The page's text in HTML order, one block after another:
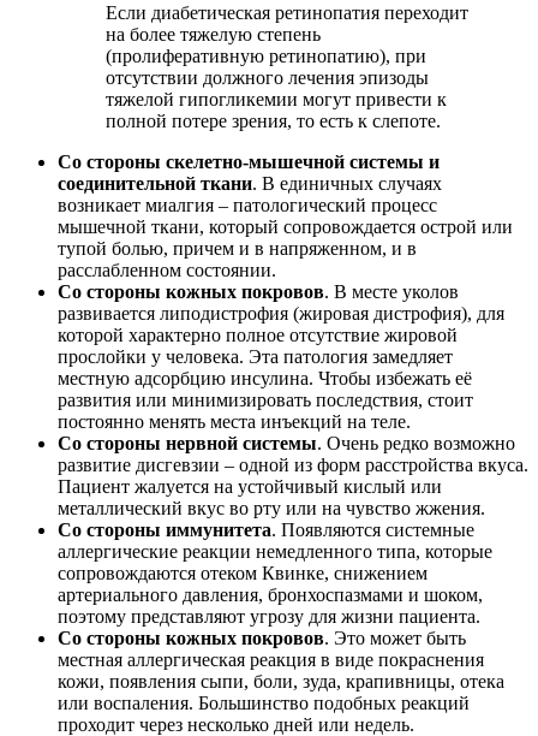
Если диабетическая ретинопатия переходит
на более тяжелую степень
(пролиферативную ретинопатию), при
отсутствии должного лечения эпизоды
тяжелой гипогликемии могут привести к
полной потере зрения, то есть к слепоте.
Со стороны скелетно-мышечной системы и
соединительной ткани. В единичных случаях
возникает миалгия – патологический процесс
мышечной ткани, который сопровождается острой или
тупой болью, причем и в напряженном, и в
расслабленном состоянии.
Со стороны кожных покровов. В месте уколов
развивается липодистрофия (жировая дистрофия), для
которой характерно полное отсутствие жировой
прослойки у человека. Эта патология замедляет
местную адсорбцию инсулина. Чтобы избежать её
развития или минимизировать последствия, стоит
постоянно менять места инъекций на теле.
Со стороны нервной системы. Очень редко возможно
развитие дисгевзии – одной из форм расстройства вкуса.
Пациент жалуется на устойчивый кислый или
металлический вкус во рту или на чувство жжения.
Со стороны иммунитета. Появляются системные
аллергические реакции немедленного типа, которые
сопровождаются отеком Квинке, снижением
артериального давления, бронхоспазмами и шоком,
поэтому представляют угрозу для жизни пациента.
Со стороны кожных покровов. Это может быть
местная аллергическая реакция в виде покраснения
кожи, появления сыпи, боли, зуда, крапивницы, отека
или воспаления. Большинство подобных реакций
проходит через несколько дней или недель.